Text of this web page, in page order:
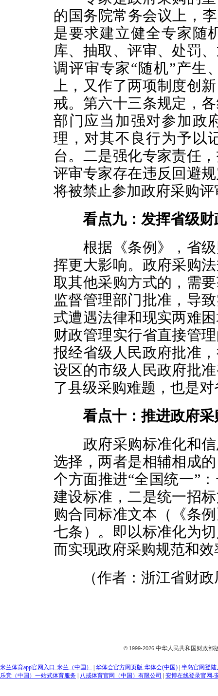
的国务院常务会议上，
是要求建立健全专家随
库、抽取、评审、处罚
调评审专家“随机”产生
上，又作了两项制度创
戒。第六十三条规定，
部门应当加强对参加政
理，对其不良行为予以
台。二是强化专家责任
评审专家存在违反回避
将被禁止参加政府采购
看点九：发挥省级
根据《条例》，省级
挥更大影响。政府采购
取其他采购方式的，需
监督管理部门批准，导
式遭遇法律和现实两难
财政管理实行省直接管
报经省级人民政府批准
设区的市级人民政府批
了县级采购难题，也是
看点十：推进政府
政府采购标准化和信
选择，两者是相辅相成
个方面推进“全国统一”
建设标准，二是统一招
购合同标准文本（《条
七条）。即以标准化为
而实现政府采购规范和效
（作者：浙江省财政
© 1999-2026 中华人民共和国财政部
米兰体育app官网入口-米兰（中国） 华体会官方网页版-华体会(中国) 半岛官网登陆
乐竞（中国）一站式体育服务
八戒体育官网（中国）有限公司 安博在线登录官网-